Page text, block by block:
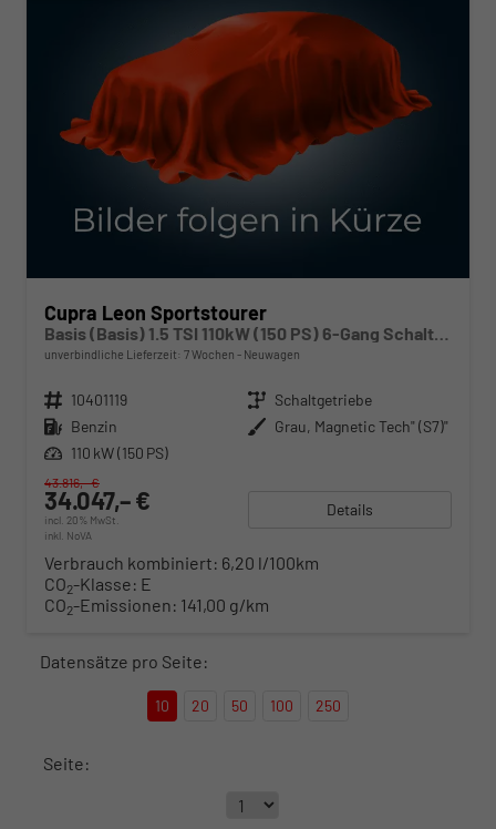
Cupra Leon Sportstourer
Basis (Basis) 1.5 TSI 110kW (150 PS) 6-Gang Schaltgetriebe
unverbindliche Lieferzeit: 7 Wochen Neuwagen
Fahrzeugnr. 10401119 Getriebe Schaltgetriebe
Kraftstoff Benzin Außenfarbe Grau, Magnetic Tech" (S7)"
Leistung 110 kW (150 PS)
34.047,– €
incl. 20% MwSt.
inkl. NoVA
43.816,– €
Details
Verbrauch kombiniert: 6,20 l/100km
CO2-Klasse: E
CO2-Emissionen: 141,00 g/km
Datensätze pro Seite:
10 20 50 100 250
Seite: